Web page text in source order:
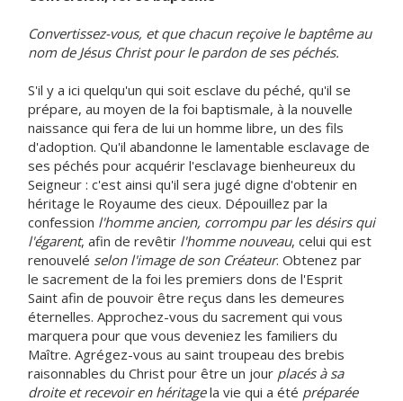
Convertissez-vous, et que chacun reçoive le baptême au
nom de Jésus Christ pour le pardon de ses péchés.
S'il y a ici quelqu'un qui soit esclave du péché, qu'il se
prépare, au moyen de la foi baptismale, à la nouvelle
naissance qui fera de lui un homme libre, un des fils
d'adoption. Qu'il abandonne le lamentable esclavage de
ses péchés pour acquérir l'esclavage bienheureux du
Seigneur : c'est ainsi qu'il sera jugé digne d'obtenir en
héritage le Royaume des cieux. Dépouillez par la
confession l'homme ancien, corrompu par les désirs qui
l'égarent, afin de revêtir l'homme nouveau, celui qui est
renouvelé selon l'image de son Créateur. Obtenez par
le sacrement de la foi les premiers dons de l'Esprit
Saint afin de pouvoir être reçus dans les demeures
éternelles. Approchez-vous du sacrement qui vous
marquera pour que vous deveniez les familiers du
Maître. Agrégez-vous au saint troupeau des brebis
raisonnables du Christ pour être un jour placés à sa
droite et recevoir en héritagela vie qui a été préparée